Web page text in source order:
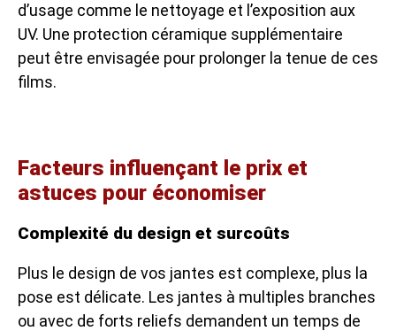
d’usage comme le nettoyage et l’exposition aux
UV. Une protection céramique supplémentaire
peut être envisagée pour prolonger la tenue de ces
films.
Facteurs influençant le prix et
astuces pour économiser
Complexité du design et surcoûts
Plus le design de vos jantes est complexe, plus la
pose est délicate. Les jantes à multiples branches
ou avec de forts reliefs demandent un temps de